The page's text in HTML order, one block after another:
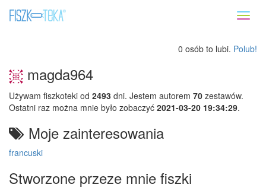
0 osób to lubi. Polub!
magda964
Używam fiszkoteki od 2493 dni. Jestem autorem 70 zestawów.
Ostatni raz można mnie było zobaczyć 2021-03-20 19:34:29.
Moje zainteresowania
francuski
Stworzone przeze mnie fiszki